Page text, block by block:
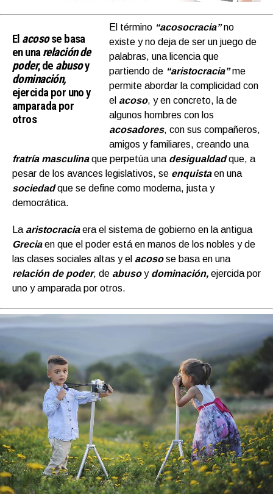
El acosose basa
en unarelación de
poder, de abusoy
dominación,
ejercida por uno y
amparada por
otros
El término “acosocracia”no
existe y no deja de ser un juego de
palabras, una licencia que
partiendo de “aristocracia”me
permite abordar la complicidad con
el acoso, y en concreto, la de
algunos hombres con los
acosadores, con sus compañeros,
amigos y familiares, creando una
fratría masculinaque perpetúa una desigualdadque, a
pesar de los avances legislativos, se enquistaen una
sociedadque se define como moderna, justa y
democrática.
La aristocraciaera el sistema de gobierno en la antigua
Greciaen que el poder está en manos de los nobles y de
las clases sociales altas y el acosose basa en una
relación de poder, de abusoy dominación, ejercida por
uno y amparada por otros.